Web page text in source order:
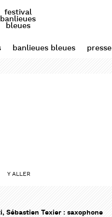
festival
banlieues
bleues
banlieues bleues presse
Y ALLER
Sébastien Texier : saxophone